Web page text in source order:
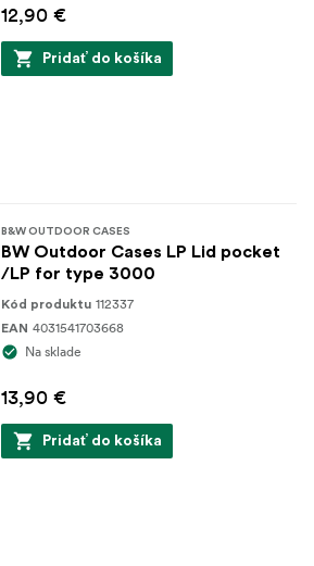
12,90 €
Pridať do košíka
B&W OUTDOOR CASES
BW Outdoor Cases LP Lid pocket
/LP for type 3000
Kód produktu 112337
EAN 4031541703668
Na sklade
13,90 €
Pridať do košíka